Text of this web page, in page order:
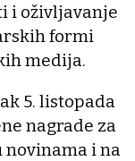
i oživljavanje
formi
medija.
5. listopada
nagrade za
i na